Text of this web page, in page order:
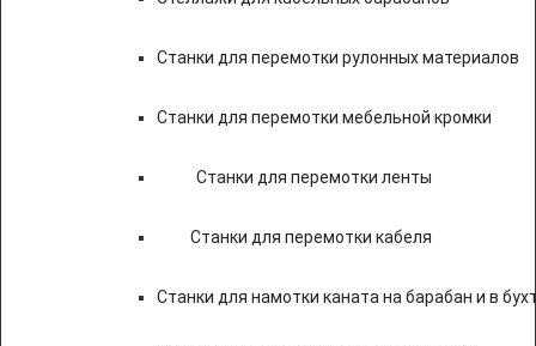
Станки для перемотки рулонных материалов
Станки для перемотки мебельной кромки
Станки для перемотки ленты
Станки для перемотки кабеля
Станки для намотки каната на барабан и в